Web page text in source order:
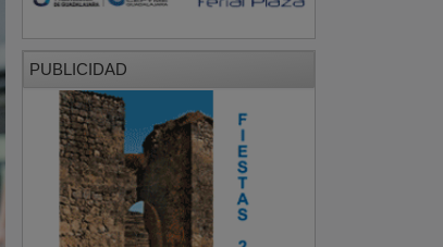
PUBLICIDAD